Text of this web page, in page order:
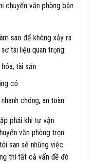
chuyển văn phòng bận
sao để không xảy ra
tài liệu quan trọng
tài sản
có.
chóng, an toàn
phải khi tự vận
văn phòng trọn
san sẻ nhũng việc
thì tất cả vấn đề đó